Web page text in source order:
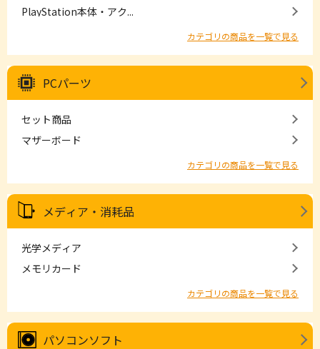
PlayStation本体・アク...
カテゴリの商品を一覧で見る
PCパーツ
セット商品
マザーボード
カテゴリの商品を一覧で見る
メディア・消耗品
光学メディア
メモリカード
カテゴリの商品を一覧で見る
パソコンソフト